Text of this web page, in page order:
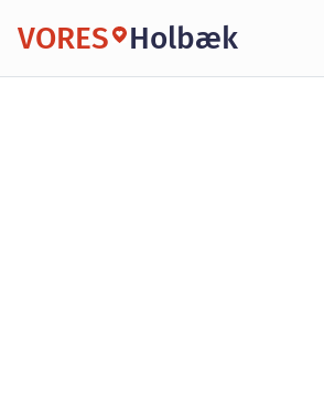
VORES Holbæk